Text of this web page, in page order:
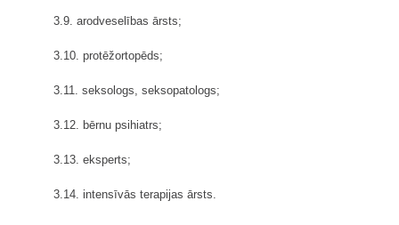
3.9. arodveselības ārsts;
3.10. protēžortopēds;
3.11. seksologs, seksopatologs;
3.12. bērnu psihiatrs;
3.13. eksperts;
3.14. intensīvās terapijas ārsts.